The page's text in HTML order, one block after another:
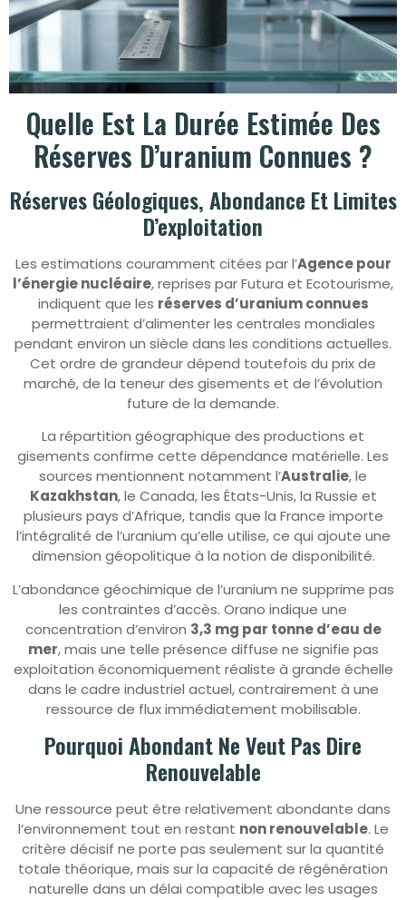
Quelle Est La Durée Estimée Des
Réserves D’uranium Connues ?
Réserves Géologiques, Abondance Et Limites
D’exploitation
Les estimations couramment citées par l’Agence pour
l’énergie nucléaire, reprises par Futura et Ecotourisme,
indiquent que les réserves d’uranium connues
permettraient d’alimenter les centrales mondiales
pendant environ un siècle dans les conditions actuelles.
Cet ordre de grandeur dépend toutefois du prix de
marché, de la teneur des gisements et de l’évolution
future de la demande.
La répartition géographique des productions et
gisements confirme cette dépendance matérielle. Les
sources mentionnent notamment l’Australie, le
Kazakhstan, le Canada, les États-Unis, la Russie et
plusieurs pays d’Afrique, tandis que la France importe
l’intégralité de l’uranium qu’elle utilise, ce qui ajoute une
dimension géopolitique à la notion de disponibilité.
L’abondance géochimique de l’uranium ne supprime pas
les contraintes d’accès. Orano indique une
concentration d’environ 3,3 mg par tonne d’eau de
mer, mais une telle présence diffuse ne signifie pas
exploitation économiquement réaliste à grande échelle
dans le cadre industriel actuel, contrairement à une
ressource de flux immédiatement mobilisable.
Pourquoi Abondant Ne Veut Pas Dire
Renouvelable
Une ressource peut être relativement abondante dans
l’environnement tout en restant non renouvelable. Le
critère décisif ne porte pas seulement sur la quantité
totale théorique, mais sur la capacité de régénération
naturelle dans un délai compatible avec les usages